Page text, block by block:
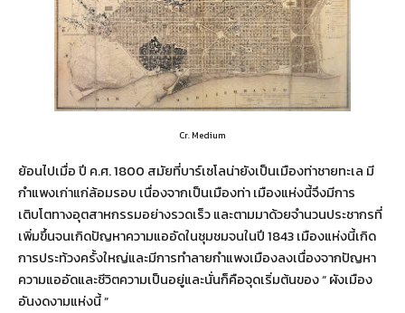
Cr. Medium
ย้อนไปเมื่อ ปี ค.ศ. 1800 สมัยที่บาร์เซโลน่ายังเป็นเมืองท่าชายทะเล มี
กำแพงเก่าแก่ล้อมรอบ เนื่องจากเป็นเมืองท่า เมืองแห่งนี้จึงมีการ
เติบโตทางอุตสาหกรรมอย่างรวดเร็ว และตามมาด้วยจำนวนประชากรที่
เพิ่มขึ้นจนเกิดปัญหาความแออัดในชุมชมจนในปี 1843 เมืองแห่งนี้เกิด
การประท้วงครั้งใหญ่และมีการทำลายกำแพงเมืองลงเนื่องจากปัญหา
ความแออัดและชีวิตความเป็นอยู่และนั่นก็คือจุดเริ่มต้นของ “ ผังเมือง
อันงดงามแห่งนี้ ”